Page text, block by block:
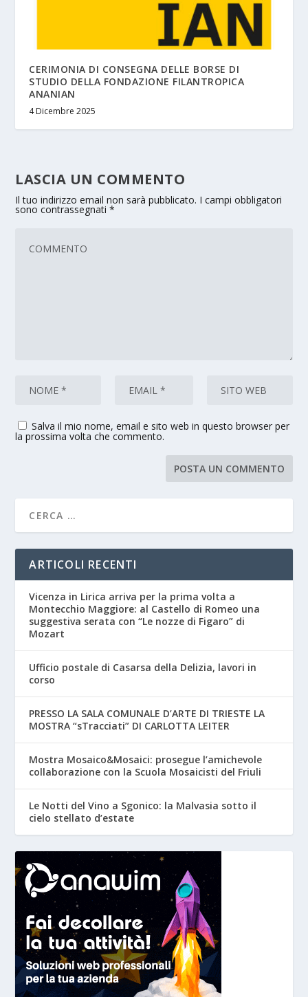
CERIMONIA DI CONSEGNA DELLE BORSE DI
STUDIO DELLA FONDAZIONE FILANTROPICA
ANANIAN
4 Dicembre 2025
LASCIA UN COMMENTO
Il tuo indirizzo email non sarà pubblicato. I campi obbligatori
sono contrassegnati*
Salva il mio nome, email e sito web in questo browser per
la prossima volta che commento.
ARTICOLI RECENTI
Vicenza in Lirica arriva per la prima volta a
Montecchio Maggiore: al Castello di Romeo una
suggestiva serata con “Le nozze di Figaro” di
Mozart
Ufficio postale di Casarsa della Delizia, lavori in
corso
PRESSO LA SALA COMUNALE D’ARTE DI TRIESTE LA
MOSTRA “sTracciati” DI CARLOTTA LEITER
Mostra Mosaico&Mosaici: prosegue l’amichevole
collaborazione con la Scuola Mosaicisti del Friuli
Le Notti del Vino a Sgonico: la Malvasia sotto il
cielo stellato d’estate